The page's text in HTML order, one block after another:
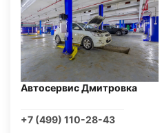
Автосервис Дмитровка
+7 (499) 110-28-43